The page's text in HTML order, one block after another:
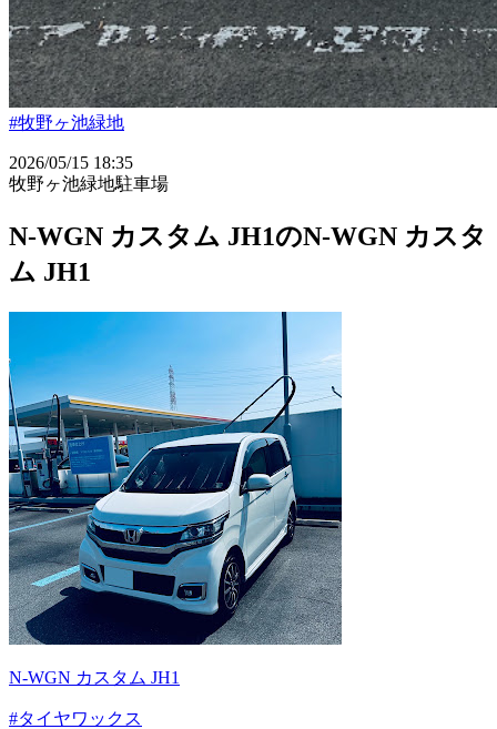
#牧野ヶ池緑地
2026/05/15 18:35
牧野ヶ池緑地駐車場
N-WGN カスタム JH1のN-WGN カスタ
ム JH1
N-WGN カスタム JH1
#タイヤワックス